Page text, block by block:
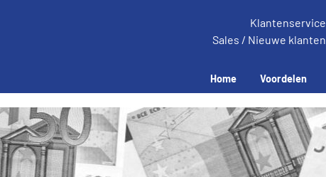
Klantenservice
Sales / Nieuwe klanten
Home Voordelen